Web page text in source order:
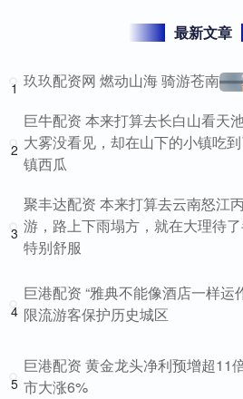
最新文章
1 玖玖配资网 燃动山海 骑游苍南
2
巨牛配资 本来打算去长白山看天
大雾没看见，却在山下的小镇吃
镇西瓜
3
聚丰达配资 本来打算去云南怒江
游，路上下雨塌方，就在大理待
特别舒服
4
巨港配资 “雅典不能像酒店一样运
限流游客保护历史城区
5
巨港配资 黄金龙头净利预增超11
市大涨6%